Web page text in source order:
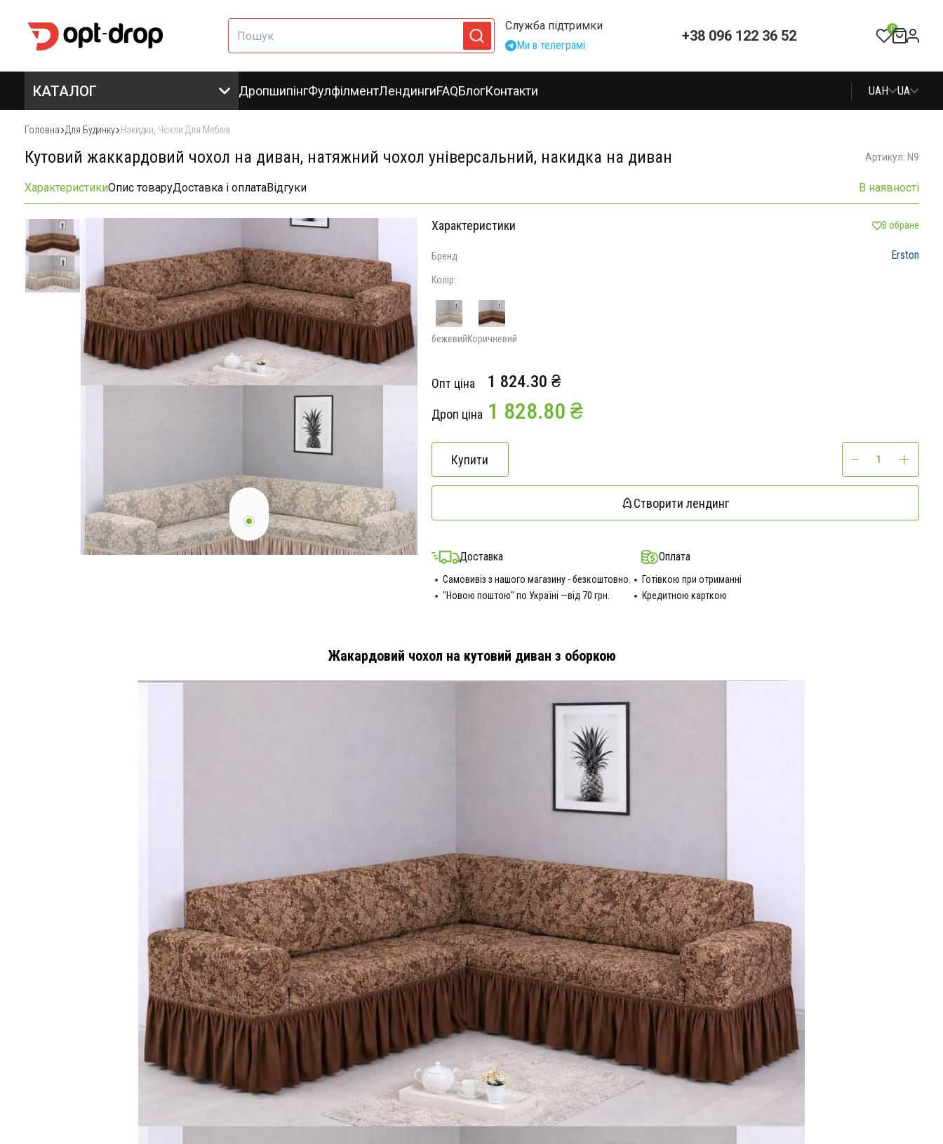
Служба підтримки
Ми в телеграмі
+38 096 122 36 52 0
КАТАЛОГ ДропшипінгФулфілментЛендингиFAQБлогКонтакти UAH UA
Головна Для Будинку Накидки, Чохли Для Меблів
Кутовий жаккардовий чохол на диван, натяжний чохол універсальний, накидка на диван Артикул: N9
ХарактеристикиОпис товаруДоставка і оплатаВідгуки В наявності
Характеристики В обране
Бренд Erston
Колір:
бежевийКоричневий
Опт ціна 1 824.30 ₴
Дроп ціна 1 828.80 ₴
Купити
Створити лендинг
Доставка
Самовивіз з нашого магазину - безкоштовно.
"Новою поштою" по Україні —від 70 грн.
Оплата
Готівкою при отриманні
Кредитною карткою
Жакардовий чохол на кутовий диван з оборкою